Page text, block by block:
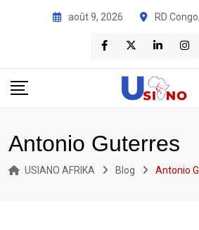
août 9, 2026 RD
Antonio Guterres
USIANO AFRIKA Blog Antonio